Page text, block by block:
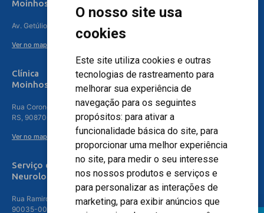
O nosso site usa
cookies
Este site utiliza cookies e outras
tecnologias de rastreamento para
melhorar sua experiência de
navegação para os seguintes
propósitos: para ativar a
funcionalidade básica do site, para
proporcionar uma melhor experiência
no site, para medir o seu interesse
nos nossos produtos e serviços e
para personalizar as interações de
marketing, para exibir anúncios que
Moinhos de Vento Canoas
Av. Getúlio Vargas, 4841 – Centro, Canoas – RS, 92010-010
Ver no mapa
Clínica
Moinhos de Vento - Teresópolis
Rua Coronel Aparício Borges, 250 - 3º andar - Teresópolis, Porto Alegre -
RS, 90870-016
Ver no mapa
Serviço de
Neurologia
Rua Ramiro Barcelos, 630 – 5º andar – Floresta, Porto Alegre – RS,
90035-001